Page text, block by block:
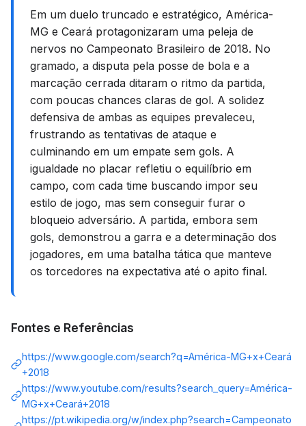
Em um duelo truncado e estratégico, América-
MG e Ceará protagonizaram uma peleja de
nervos no Campeonato Brasileiro de 2018. No
gramado, a disputa pela posse de bola e a
marcação cerrada ditaram o ritmo da partida,
com poucas chances claras de gol. A solidez
defensiva de ambas as equipes prevaleceu,
frustrando as tentativas de ataque e
culminando em um empate sem gols. A
igualdade no placar refletiu o equilíbrio em
campo, com cada time buscando impor seu
estilo de jogo, mas sem conseguir furar o
bloqueio adversário. A partida, embora sem
gols, demonstrou a garra e a determinação dos
jogadores, em uma batalha tática que manteve
os torcedores na expectativa até o apito final.
Fontes e Referências
https://www.google.com/search?q=América-MG+x+Ceará
+2018
https://www.youtube.com/results?search_query=América-
MG+x+Ceará+2018
https://pt.wikipedia.org/w/index.php?search=Campeonato